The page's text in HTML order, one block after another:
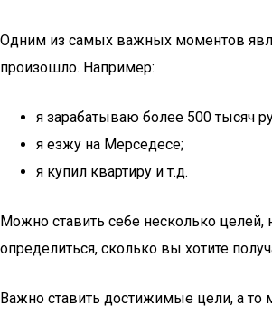
Одним из самых важных моментов
произошло. Например:
я зарабатываю более 500 тысяч
я езжу на Мерседесе;
я купил квартиру и т.д.
Можно ставить себе несколько целей,
определиться, сколько вы хотите
Важно ставить достижимые цели, а то